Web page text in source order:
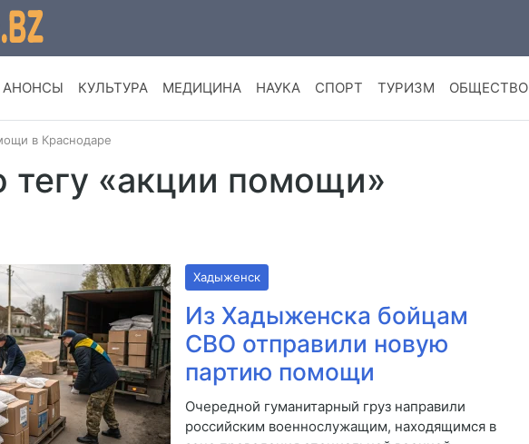
АНОНСЫ КУЛЬТУРА МЕДИЦИНА НАУКА СПОРТ ТУРИЗМ ОБЩЕСТВО
в Краснодаре
тегу «акции помощи»
Хадыженск
Из Хадыженска бойцам
СВО отправили новую
партию помощи
Очередной гуманитарный груз направили
российским военнослужащим, находящимся в